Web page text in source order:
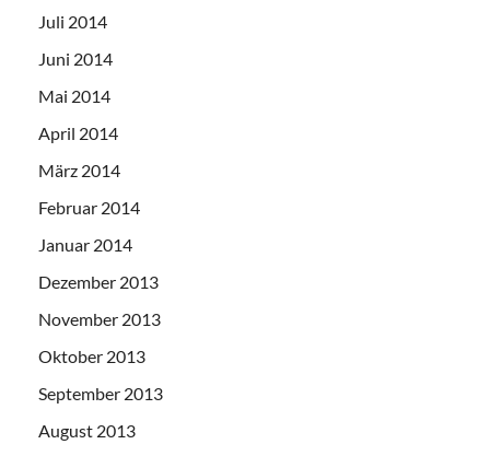
Juli 2014
Juni 2014
Mai 2014
April 2014
März 2014
Februar 2014
Januar 2014
Dezember 2013
November 2013
Oktober 2013
September 2013
August 2013